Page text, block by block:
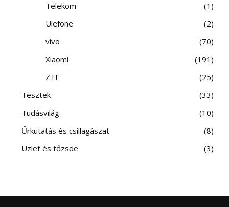
Telekom
1
Ulefone
2
vivo
70
Xiaomi
191
ZTE
25
Tesztek
33
Tudásvilág
10
Űrkutatás és csillagászat
8
Üzlet és tőzsde
3